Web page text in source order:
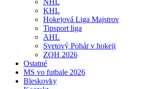
NHL
KHL
Hokejová Liga Majstrov
Tipsport liga
AHL
Svetový Pohár v hokeji
ZOH 2026
Ostatné
MS vo futbale 2026
Bleskovky